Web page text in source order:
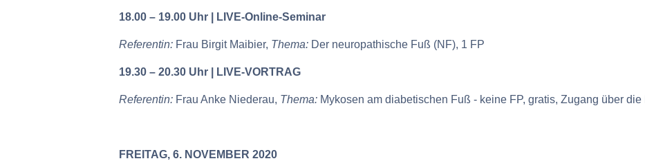
18.00 – 19.00 Uhr | LIVE-Online-Seminar
Referentin: Frau Birgit Maibier, Thema: Der neuropathische Fuß (NF), 1 FP
19.30 – 20.30 Uhr | LIVE-VORTRAG
Referentin: Frau Anke Niederau, Thema: Mykosen am diabetischen Fuß - keine FP, gratis, Zugang über
FREITAG, 6. NOVEMBER 2020